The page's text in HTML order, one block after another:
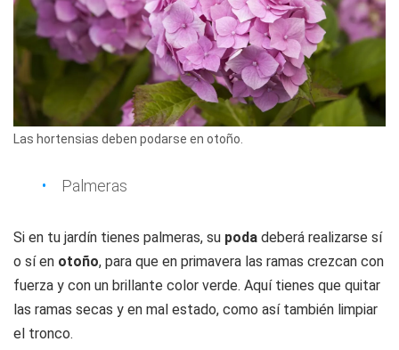
Las hortensias deben podarse en otoño.
Palmeras
Si en tu jardín tienes palmeras, su poda deberá realizarse sí
o sí en otoño, para que en primavera las ramas crezcan con
fuerza y con un brillante color verde. Aquí tienes que quitar
las ramas secas y en mal estado, como así también limpiar
el tronco.